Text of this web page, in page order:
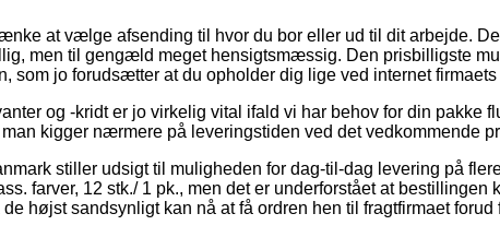
at vælge afsending til hvor du bor eller ud til dit arbejde.
men til gengæld meget hensigtsmæssig. Den prisbilligste
som jo forudsætter at du opholder dig lige ved internet firmaets
og -kridt er jo virkelig vital ifald vi har behov for din pakke
kigger nærmere på leveringstiden ved det vedkommende
stiller udsigt til muligheden for dag-til-dag levering på
farver, 12 stk./ 1 pk., men det er underforstået at bestillingen
højst sandsynligt kan nå at få ordren hen til fragtfirmaet forud